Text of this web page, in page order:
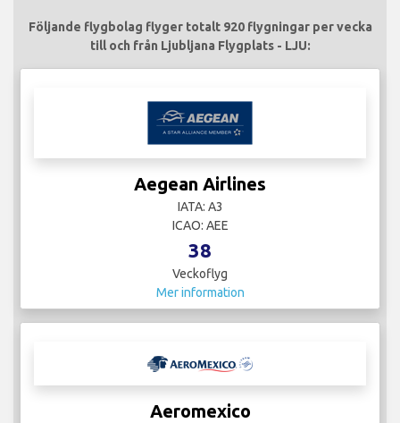
Följande flygbolag flyger totalt 920 flygningar per vecka
till och från Ljubljana Flygplats - LJU:
Aegean Airlines
IATA: A3
ICAO: AEE
38
Veckoflyg
Mer information
Aeromexico